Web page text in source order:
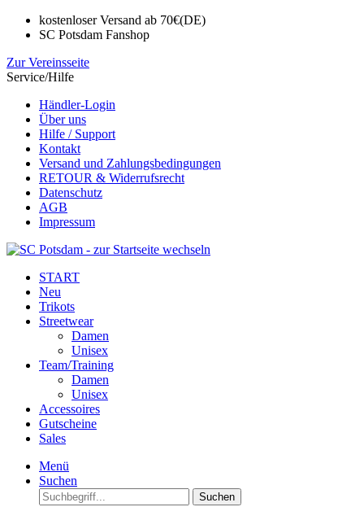
kostenloser Versand ab 70€(DE)
SC Potsdam Fanshop
Zur Vereinsseite
Service/Hilfe
Händler-Login
Über uns
Hilfe / Support
Kontakt
Versand und Zahlungsbedingungen
RETOUR & Widerrufsrecht
Datenschutz
AGB
Impressum
START
Neu
Trikots
Streetwear
Damen
Unisex
Team/Training
Damen
Unisex
Accessoires
Gutscheine
Sales
Menü
Suchen
Suchen